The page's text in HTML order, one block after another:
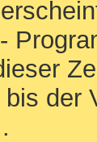
der